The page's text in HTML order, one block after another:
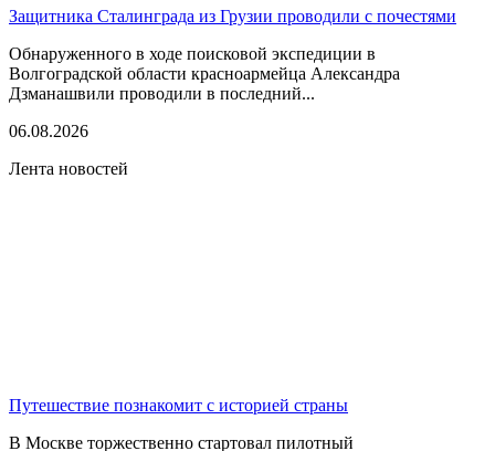
Защитника Сталинграда из Грузии проводили с почестями
Обнаруженного в ходе поисковой экспедиции в
Волгоградской области красноармейца Александра
Дзманашвили проводили в последний...
06.08.2026
Лента новостей
Путешествие познакомит с историей страны
В Москве торжественно стартовал пилотный